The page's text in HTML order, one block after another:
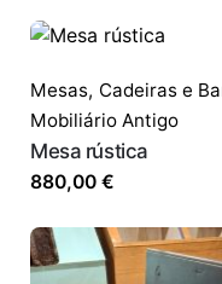
Mesas, Cadeiras e
Mobiliário Antigo
Mesa rústica
880,00 €